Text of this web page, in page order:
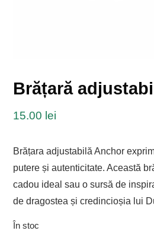
Brățară
15.00 lei
Brățara adjustabilă Anchor
putere și autenticitate. Această
cadou ideal sau o sursă de
de dragostea și credincioșia lui
În stoc